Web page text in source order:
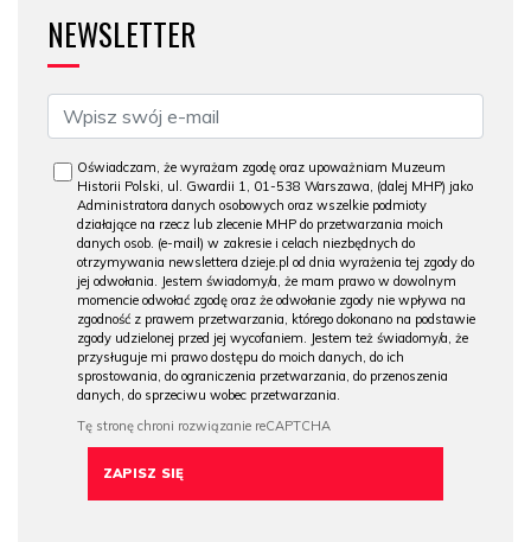
NEWSLETTER
Oświadczam, że wyrażam zgodę oraz upoważniam Muzeum
Historii Polski, ul. Gwardii 1, 01-538 Warszawa, (dalej MHP) jako
Administratora danych osobowych oraz wszelkie podmioty
działające na rzecz lub zlecenie MHP do przetwarzania moich
danych osob. (e-mail) w zakresie i celach niezbędnych do
otrzymywania newslettera dzieje.pl od dnia wyrażenia tej zgody do
jej odwołania. Jestem świadomy/a, że mam prawo w dowolnym
momencie odwołać zgodę oraz że odwołanie zgody nie wpływa na
zgodność z prawem przetwarzania, którego dokonano na podstawie
zgody udzielonej przed jej wycofaniem. Jestem też świadomy/a, że
przysługuje mi prawo dostępu do moich danych, do ich
sprostowania, do ograniczenia przetwarzania, do przenoszenia
danych, do sprzeciwu wobec przetwarzania.